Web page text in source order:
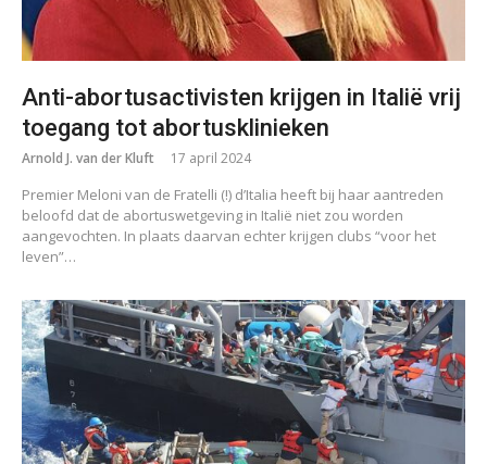
Anti-abortusactivisten krijgen in Italië vrij
toegang tot abortusklinieken
Arnold J. van der Kluft 17 april 2024
Premier Meloni van de Fratelli (!) d’Italia heeft bij haar aantreden
beloofd dat de abortuswetgeving in Italië niet zou worden
aangevochten. In plaats daarvan echter krijgen clubs “voor het
leven”…